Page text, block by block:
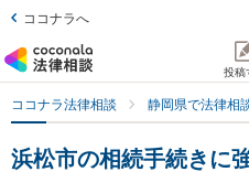
ココナラへ
投稿
ココナラ法律相談 静岡県で法律相
浜松市の相続手続きに